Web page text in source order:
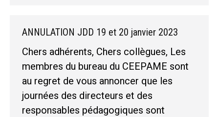
ANNULATION JDD 19 et 20 janvier 2023
Chers adhérents, Chers collègues, Les
membres du bureau du CEEPAME sont
au regret de vous annoncer que les
journées des directeurs et des
responsables pédagogiques sont